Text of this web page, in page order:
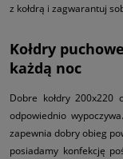
z kołdrą i zagwarantuj
Kołdry
każdą noc
Dobre kołdry 200x220
odpowiednio
zapewnia dobry obieg
posiadamy konfekcję